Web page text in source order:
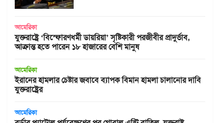
আমেরিকা
যুক্তরাষ্ট্রে ‘বিস্ফোরণধর্মী ডায়রিয়া’ সৃষ্টিকারী পরজীবীর প্রাদুর্ভাব,
আক্রান্ত হতে পারেন ১৮ হাজারের বেশি মানুষ
আমেরিকা
ইরানের হামলার চেষ্টার জবাবে ব্যাপক বিমান হামলা চালানোর দাবি
যুক্তরাষ্ট্রের
আমেরিকা